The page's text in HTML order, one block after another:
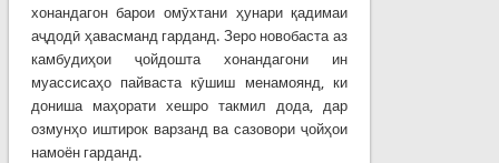
хонандагон барои омӯхтани ҳунари қадимаи
аҷдодӣ ҳавасманд гарданд. Зеро новобаста аз
камбудиҳои ҷойдошта хонандагони ин
муассисаҳо пайваста кӯшиш менамоянд, ки
дониша маҳорати хешро такмил дода, дар
озмунҳо иштирок варзанд ва сазовори ҷойҳои
намоён гарданд.